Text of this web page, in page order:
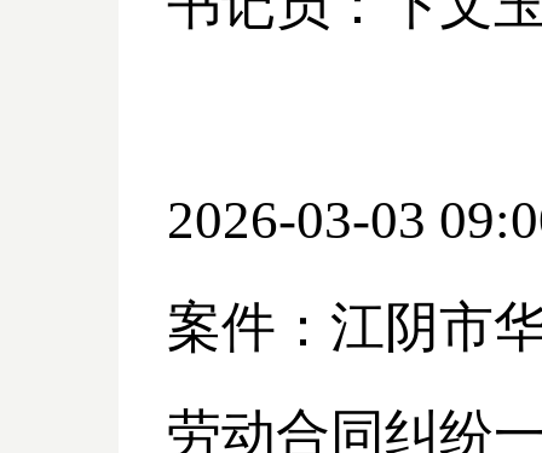
2026-03-03
案件：江阴市
劳动合同纠纷